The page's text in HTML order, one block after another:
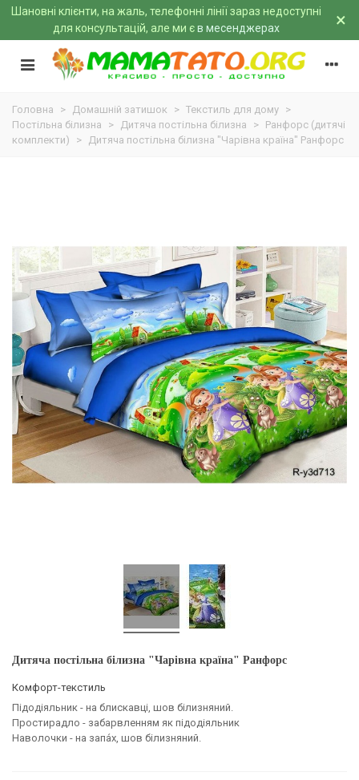
Шановні клієнти, на жаль, телефонні лінії зараз недоступні
для консультацій, але ми єв месенджерах ×
Головна > Домашній затишок > Текстиль для дому >
Постільна білизна
> Дитяча постільна білизна > Ранфорс (дитячі
комплекти)
> Дитяча постільна білизна "Чарівна країна" Ранфорс
Дитяча постільна білизна "Чарівна країна" Ранфорс
Комфорт-текстиль
Підодіяльник - на блискавці, шов білизняний.
Простирадло - забарвленням як підодіяльник
Наволочки - на запа́х, шов білизняний.